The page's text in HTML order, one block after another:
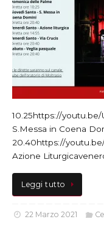
10.25https://youtu.be/
S.Messa in Coena
20.40https://
Azione
Leggi tutto
22 Marzo 2021